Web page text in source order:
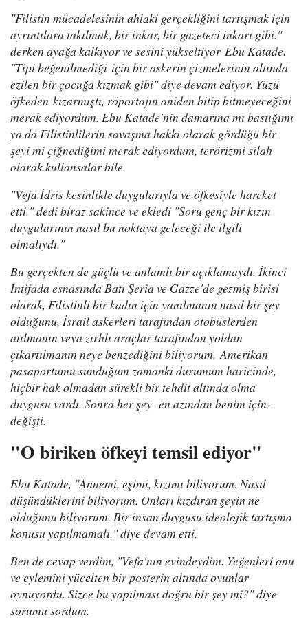
"Filistin mücadelesinin ahlaki gerçekliğini tartışmak için
ayrıntılara takılmak, bir inkar, bir gazeteci inkarı gibi."
derken ayağa kalkıyor ve sesini yükseltiyor Ebu Katade.
"Tipi beğenilmediği için bir askerin çizmelerinin altında
ezilen bir çocuğa kızmak gibi" diye devam ediyor. Yüzü
öfkeden kızarmıştı, röportajın aniden bitip bitmeyeceğini
merak ediyordum. Ebu Katade'nin damarına mı bastığımı
ya da Filistinlilerin savaşma hakkı olarak gördüğü bir
şeyi mi çiğnediğimi merak ediyordum, terörizmi silah
olarak kullansalar bile.
"Vefa İdris kesinlikle duygularıyla ve öfkesiyle hareket
etti." dedi biraz sakince ve ekledi "Soru genç bir kızın
duygularının nasıl bu noktaya geleceği ile ilgili
olmalıydı."
Bu gerçekten de güçlü ve anlamlı bir açıklamaydı. İkinci
İntifada esnasında Batı Şeria ve Gazze'de gezmiş birisi
olarak, Filistinli bir kadın için yanılmanın nasıl bir şey
olduğunu, İsrail askerleri tarafından otobüslerden
atılmanın veya zırhlı araçlar tarafından yoldan
çıkartılmanın neye benzediğini biliyorum. Amerikan
pasaportumu sunduğum zamanki durumum haricinde,
hiçbir hak olmadan sürekli bir tehdit altında olma
duygusu vardı. Sonra her şey -en azından benim için-
değişti.
"O biriken öfkeyi temsil ediyor"
Ebu Katade, "Annemi, eşimi, kızımı biliyorum. Nasıl
düşündüklerini biliyorum. Onları kızdıran şeyin ne
olduğunu biliyorum. Bir insan duygusu ideolojik tartışma
konusu yapılmamalı." diye devam etti.
Ben de cevap verdim, "Vefa'nın evindeydim. Yeğenleri onu
ve eylemini yücelten bir posterin altında oyunlar
oynuyordu. Sizce bu yapılması doğru bir şey mi?" diye
sorumu sordum.